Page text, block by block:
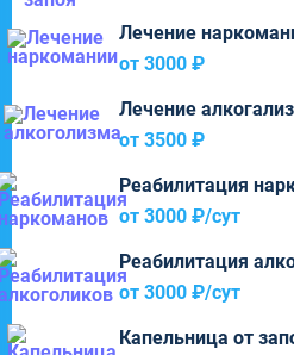
Лечение
от 3000 ₽
Лечение
от 3500 ₽
Реабилитация
от 3000 ₽/cут
Реабилитация
от 3000 ₽/cут
Капельница от